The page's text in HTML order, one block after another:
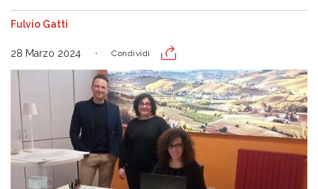
Fulvio Gatti
28 Marzo 2024 Condividi